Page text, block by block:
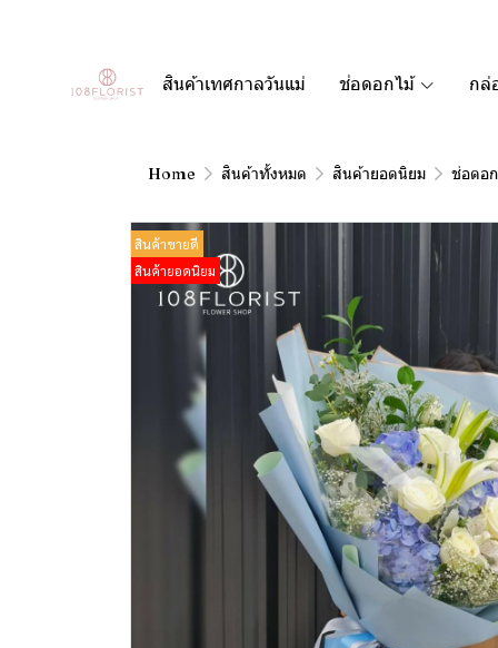
สินค้าเทศกาลวันแม่ ช่อดอกไม้ กล่
Home สินค้าทั้งหมด สินค้ายอดนิยม ช่อดอ
สินค้าขายดี
สินค้ายอดนิยม